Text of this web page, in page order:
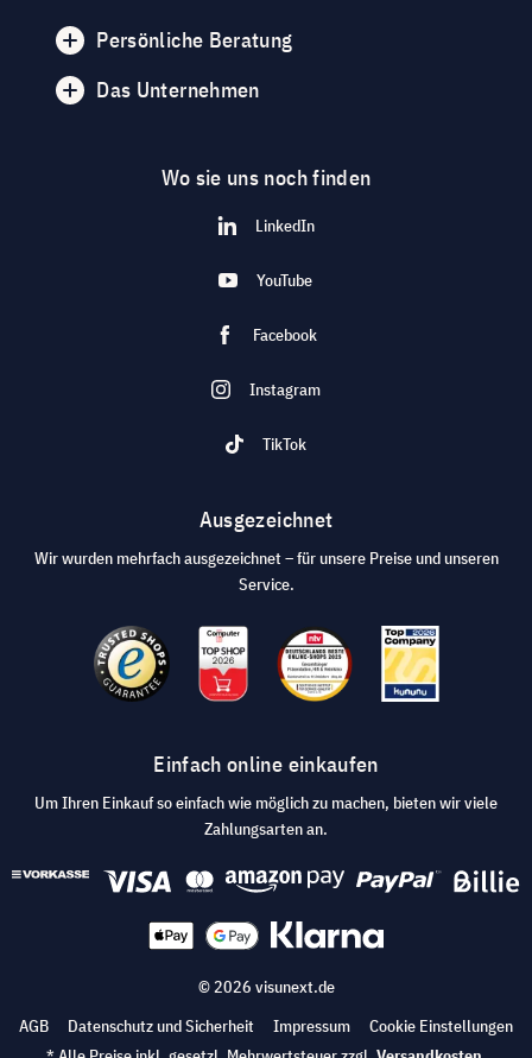
Persönliche Beratung
Das Unternehmen
Wo sie uns noch finden
LinkedIn
YouTube
Facebook
Instagram
TikTok
Ausgezeichnet
Wir wurden mehrfach ausgezeichnet – für unsere Preise und unseren
Service.
Einfach online einkaufen
Um Ihren Einkauf so einfach wie möglich zu machen, bieten wir viele
Zahlungsarten an.
© 2026 visunext.de
AGB
Datenschutz und Sicherheit Impressum
Cookie Einstellungen